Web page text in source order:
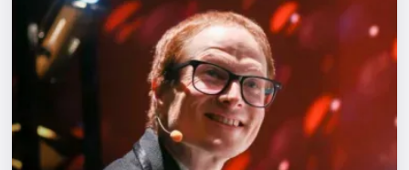
Квесты
Экскурсии
События